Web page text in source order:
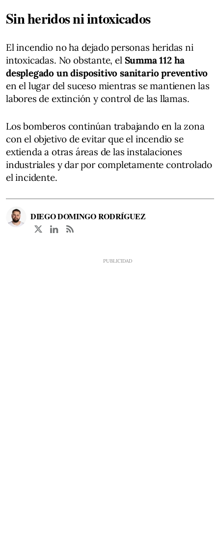
Sin heridos ni intoxicados
El incendio no ha dejado personas heridas ni
intoxicadas. No obstante, el Summa 112 ha
desplegado un dispositivo sanitario preventivo
en el lugar del suceso mientras se mantienen las
labores de extinción y control de las llamas.
Los bomberos continúan trabajando en la zona
con el objetivo de evitar que el incendio se
extienda a otras áreas de las instalaciones
industriales y dar por completamente controlado
el incidente.
DIEGO DOMINGO RODRÍGUEZ